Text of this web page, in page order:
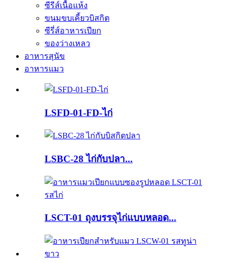
ซีรีส์เนื้อแห้ง
ขนมขบเคี้ยวบิสกิต
ซีรี่ส์อาหารเปียก
ของว่างเหลว
อาหารสุนัข
อาหารแมว
LSFD-01-FD-ไก่
LSBC-28 ไก่กับปลา...
LSCT-01 ถุงบรรจุไก่แบบหลอด...